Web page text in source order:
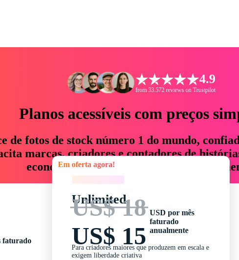
4.9
from 33.572 reviews on Trustpilot
Planos acessíveis com preços
de fotos de stock número 1 do mundo,
marcas, criadores e contadores de
economizam até 76% em tempo e
faturado
Em oferta agora!
Unlimited
US$ 18
US$ 15
USD por mês
faturado
anualmente
Para criadores maiores que produzem em escala e
exigem liberdade criativa